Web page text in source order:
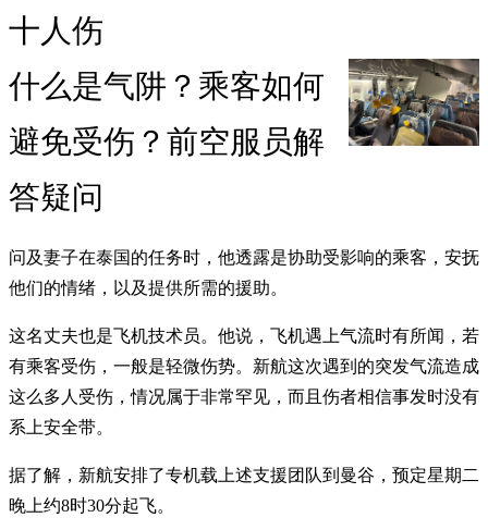
十人伤
什么是气阱？乘客如何
避免受伤？前空服员解
答疑问
问及妻子在泰国的任务时，他透露是协助受影响的乘客，安抚
他们的情绪，以及提供所需的援助。
这名丈夫也是飞机技术员。他说，飞机遇上气流时有所闻，若
有乘客受伤，一般是轻微伤势。新航这次遇到的突发气流造成
这么多人受伤，情况属于非常罕见，而且伤者相信事发时没有
系上安全带。
据了解，新航安排了专机载上述支援团队到曼谷，预定星期二
晚上约8时30分起飞。